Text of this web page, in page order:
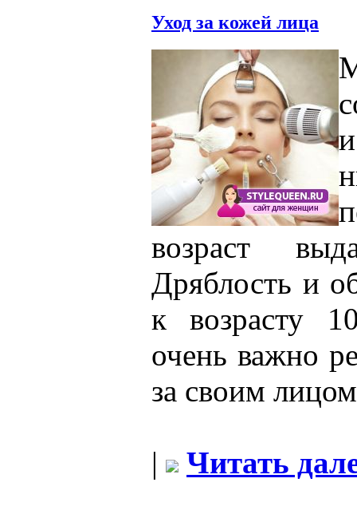
Уход за кожей лица
возраст
Дряблость и
к возрасту
очень важно
за своим
| Читать